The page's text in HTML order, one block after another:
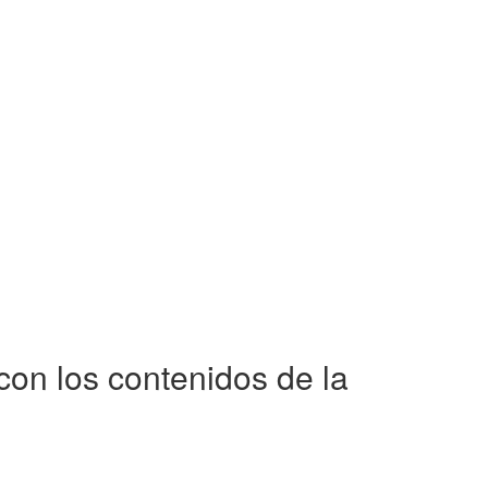
los contenidos de la